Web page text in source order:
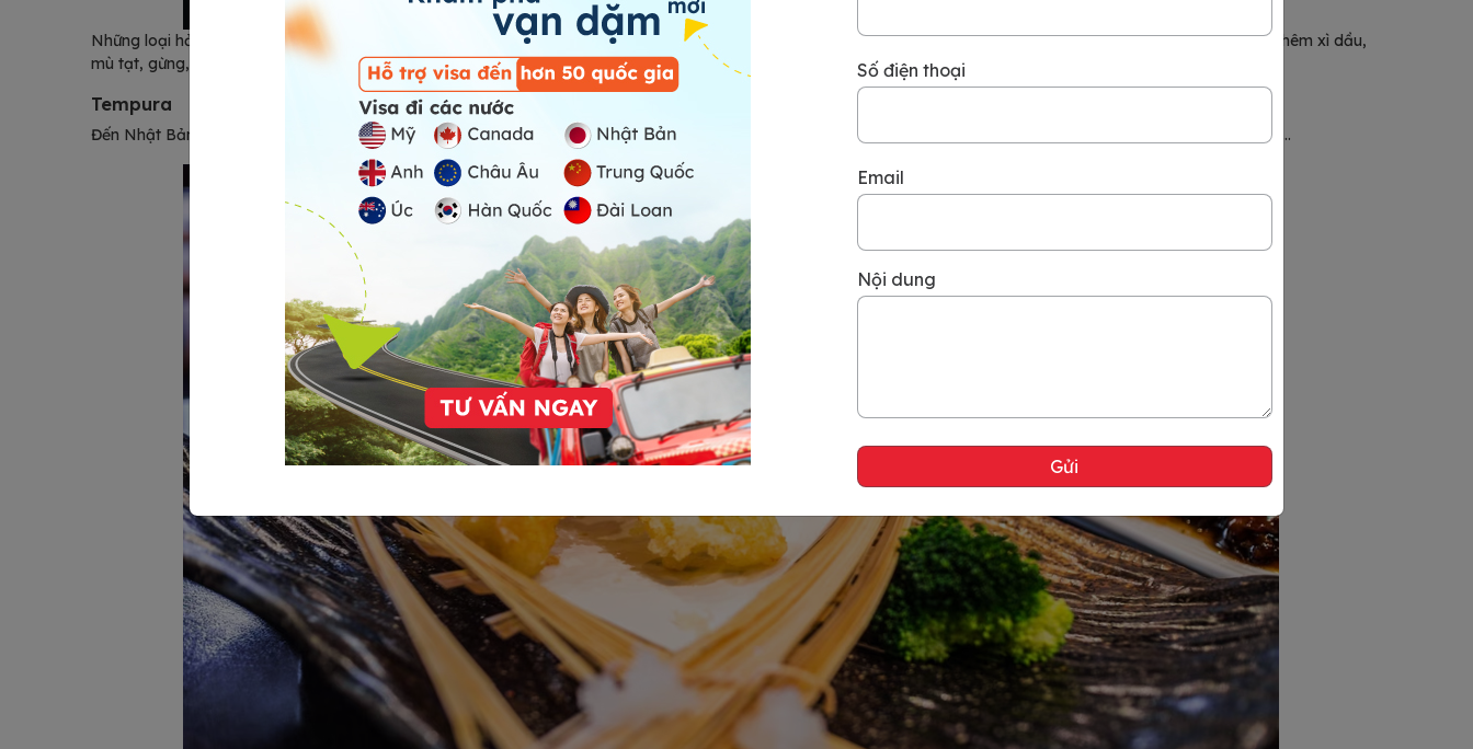
Những loại hải sản tươi sống sẽ được sơ chế sạch sẽ, thái thành từng lát mỏng và bày trí đẹp mắt trên đĩa. Tuỳ vào sở thích của mỗi người, khi ăn bạn có thể cho thêm xì dầu,
mù tạt, gừng, tương, lá tía tô, củ cải trắng,… để tăng thêm hương vị.
Tempura
Đến Nhật Bản nhưng không thử qua món Tempura thì quả thật là đáng tiếc. Món ăn có sự kết hợp giữa những nguyên liệu như tôm, cá tươi theo mùa, rau củ, nấm,…
Số điện thoại
Email
Nội dung